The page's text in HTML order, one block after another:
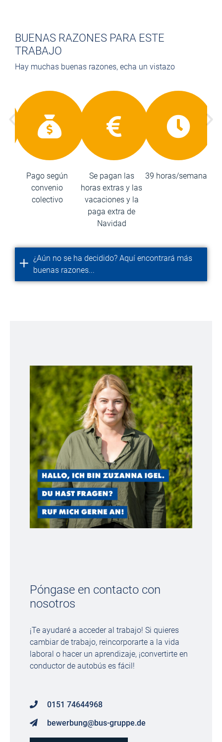
BUENAS RAZONES PARA ESTE
TRABAJO
Hay muchas buenas razones, echa un vistazo
Pago según
convenio
colectivo
Se pagan las
horas extras y las
vacaciones y la
paga extra de
Navidad
39 horas/semana
¿Aún no se ha decidido? Aquí encontrará más
buenas razones...
Póngase en contacto con
nosotros
¡Te ayudaré a acceder al trabajo! Si quieres
cambiar de trabajo, reincorporarte a la vida
laboral o hacer un aprendizaje, ¡convertirte en
conductor de autobús es fácil!
0151 74644968
bewerbung@bus-gruppe.de